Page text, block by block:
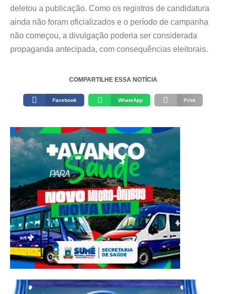
deletou a publicação. Como os registros de candidatura
ainda não foram oficializados e o período de campanha
não começou, a divulgação poderia ser considerada
propaganda antecipada, com consequências eleitorais.
COMPARTILHE ESSA NOTÍCIA
Facebook WhatsApp Print